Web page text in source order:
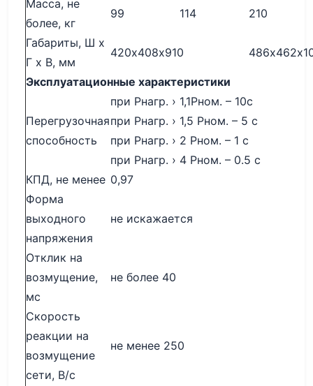
Масса, не
более, кг
99 114 210
Габариты, Ш х
Г х В, мм
420х408х910
Эксплуатационные характеристики
Перегрузочная
способность
при Рнагр. › 1,1Рном. – 10с
при Рнагр. › 1,5 Рном. – 5 с
при Рнагр. › 2 Рном. – 1 с
при Рнагр. › 4 Рном. – 0.5 с
КПД, не менее 0,97
Форма
выходного
напряжения
не искажается
Отклик на
возмущение,
мс
не более 40
Скорость
реакции на
возмущение
сети, В/с
не менее 250